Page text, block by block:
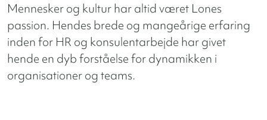
Mennesker og kultur har altid været Lones
passion. Hendes brede og mangeårige erfaring
inden for HR og konsulentarbejde har givet
hende en dyb forståelse for dynamikken i
organisationer og teams.